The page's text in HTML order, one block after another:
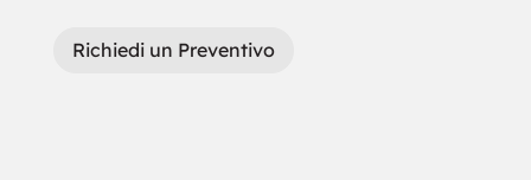
Richiedi un Preventivo